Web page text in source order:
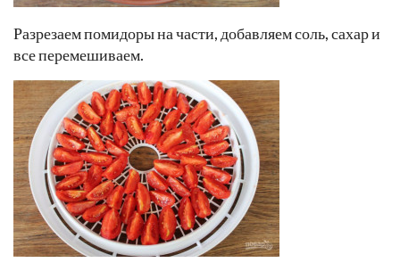
Разрезаем помидоры на части, добавляем соль, сахар и
все перемешиваем.